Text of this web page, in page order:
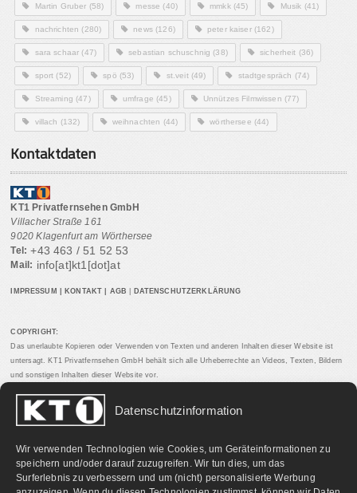
Datenschutzinformation
Wir verwenden Technologien wie Cookies, um Geräteinformationen zu
speichern und/oder darauf zuzugreifen. Wir tun dies, um das
Surferlebnis zu verbessern und um (nicht) personalisierte Werbung
Martin Gruber (58) messe (40) mmkk(45) Musik (41)
nachrichten (280) news(126) peter kaiser(162)
sara schaar (47) sebastian schuschnig (38) sicherheit (36)
sport (52) spö (53) st.veit(49) stadtgespräch (74)
Streaming (47) umfrage (45) Unnützes Filmwissen (77)
villach (132) weihnachten (44) wörthersee (44)
Kontaktdaten
KT1 Privatfernsehen GmbH
Villacher Straße 161
9020 Klagenfurt am Wörthersee
Tel: +43 463 / 51 52 53
Mail: info[at]kt1[dot]at
IMPRESSUM KONTAKT AGB DATENSCHUTZERKLÄRUNG
COPYRIGHT:
Das unerlaubte Kopieren oder Verwenden von Texten und anderen Inhalten dieser Website ist
untersagt. KT1 Privatfernsehen GmbH behält sich alle Urheberrechte an Videos, Texten, Bildern
und sonstigen Inhalten dieser Website vor.
PARTNERLINKS: